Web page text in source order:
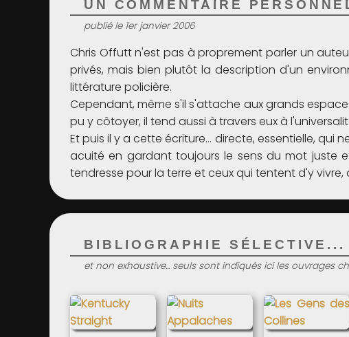
UN COMMENTAIRE
publié le 1er janvier 2006
Chris Offutt n'est pas à proprement parler un
privés, mais bien plutôt la description d'un
littérature policière.
Cependant, même s'il s'attache aux grands
pu y côtoyer, il tend aussi à travers eux à
Et puis il y a cette écriture... directe, essentielle,
acuité en gardant toujours le sens du mot juste
tendresse pour la terre et ceux qui tentent d'y
BIBLIOGRAPHIE SÉLECTIVE...
et non exhaustive... seuls sont indiqués ici les ouvrages